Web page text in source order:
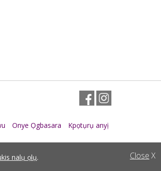
FacebookInstagram
Onye Ọgbasara Kpọtụrụ anyị
Close X
nalụ ọlụ.